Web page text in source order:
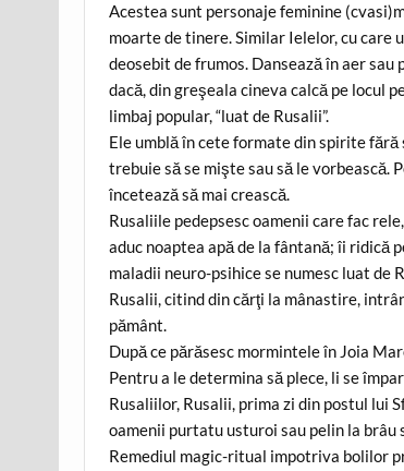
Acestea sunt personaje feminine
moarte de tinere. Similar Ielelor, cu care
deosebit de frumos. Dansează în aer
dacă, din greşeala cineva calcă pe locul
limbaj popular, “luat de Rusalii”.
Ele umblă în cete formate din spirite fără
trebuie să se mişte sau să le vorbească.
încetează să mai crească.
Rusaliile pedepsesc oamenii care fac
aduc noaptea apă de la fântană; îi ridică
maladii neuro-psihice se numesc luat de
Rusalii, citind din cărţi la mânastire,
pământ.
După ce părăsesc mormintele în Joia
Pentru a le determina să plece, li se
Rusaliilor, Rusalii, prima zi din postul lui
oamenii purtatu usturoi sau pelin la brâu
Remediul magic-ritual impotriva bolilor